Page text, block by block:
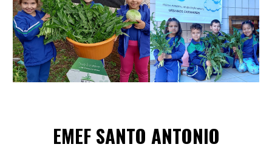
EMEF SANTO ANTONIO